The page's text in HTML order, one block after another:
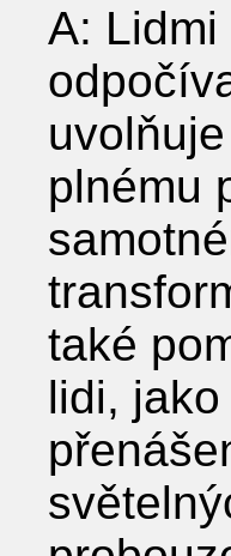
A:
plnému
také
lidi,